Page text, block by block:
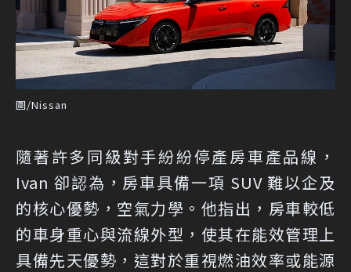
圖/Nissan
隨著許多同級對手紛紛停產房車產品線，
Ivan 卻認為，房車具備一項 SUV 難以企及
的核心優勢，空氣力學。他指出，房車較低
的車身重心與流線外型，使其在能效管理上
具備先天優勢，這對於重視燃油效率或能源